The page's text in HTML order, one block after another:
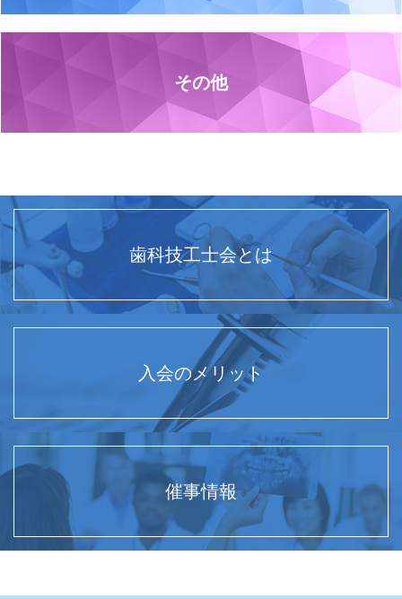
その他
歯科技工士会とは
入会のメリット
催事情報